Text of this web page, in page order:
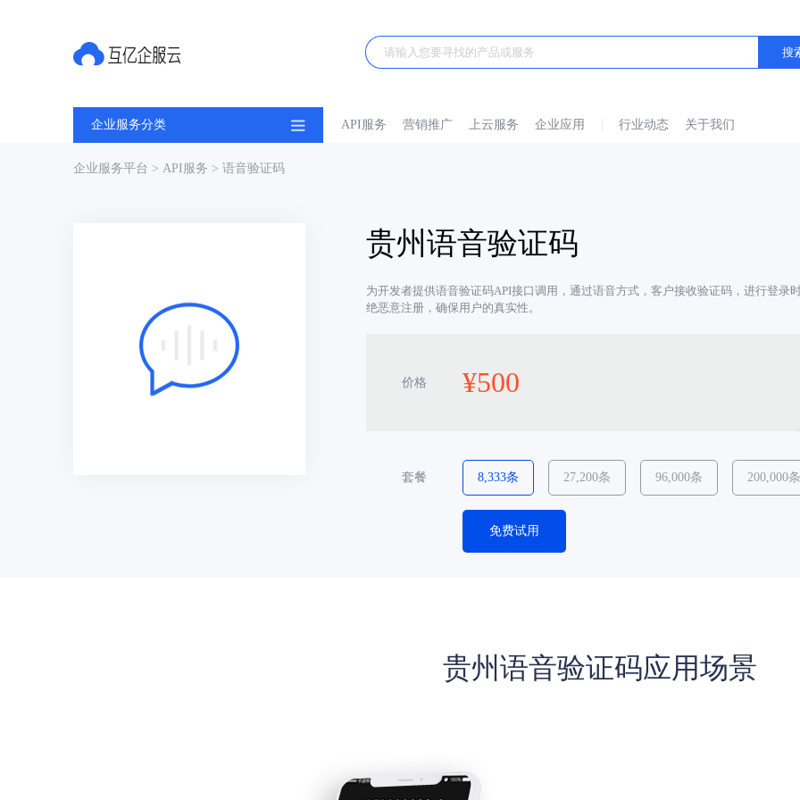
企业服务分类 API服务 营销推广 上云服务 企业应用 行业动态 关于我们
企业服务平台 > API服务 > 语音验证码
贵州语音验证码
为开发者提供语音验证码API接口调用，通过语音方式，客户接收验证码，进行登
绝恶意注册，确保用户的真实性。
价格 ¥500
套餐 8,333条 27,200条 96,000条 200,000条
免费试用
贵州语音验证码应用场景